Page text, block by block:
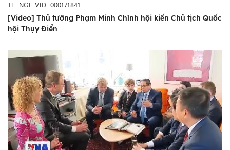
TL_NGI_VID_000171841
[Video] Thủ tướng Phạm Minh Chính hội kiến Chủ tịch Quốc
hội Thụy Điển